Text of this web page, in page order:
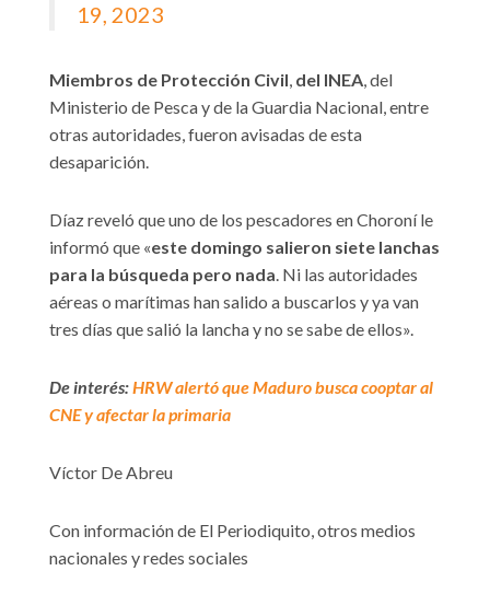
19, 2023
Miembros de Protección Civil, del INEA, del
Ministerio de Pesca y de la Guardia Nacional, entre
otras autoridades, fueron avisadas de esta
desaparición.
Díaz reveló que uno de los pescadores en Choroní le
informó que «este domingo salieron siete lanchas
para la búsqueda pero nada. Ni las autoridades
aéreas o marítimas han salido a buscarlos y ya van
tres días que salió la lancha y no se sabe de ellos».
De interés:HRW alertó que Maduro busca cooptar al
CNE y afectar la primaria
Víctor De Abreu
Con información de El Periodiquito, otros medios
nacionales y redes sociales